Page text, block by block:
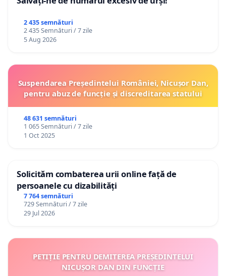
2 435 semnături
2 435 Semnături / 7 zile
5 Aug 2026
Suspendarea Președintelui României, Nicușor Dan,
pentru abuz de funcție și discreditarea statului
48 631 semnături
1 065 Semnături / 7 zile
1 Oct 2025
Solicităm combaterea urii online față de
persoanele cu dizabilități
7 764 semnături
729 Semnături / 7 zile
29 Jul 2026
PETIȚIE PENTRU DEMITEREA PREȘEDINTELUI
NICUȘOR DAN DIN FUNCȚIE